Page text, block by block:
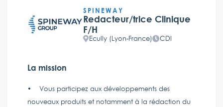
SPINEWAY
Redacteur/trice Clinique
F/H
Ecully (Lyon-France) CDI
La mission
• Vous participez aux développements des
nouveaux produits et notamment à la rédaction du